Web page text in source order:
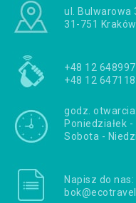
ul. Bulwarowa
31-751
+48 12
+48 12
godz. otwarcia:
Poniedziałek
Sobota -
Napisz do nas: